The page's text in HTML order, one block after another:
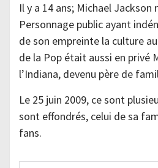
Il y a 14 ans; Michael
Personnage public ayant
de son empreinte la culture
de la Pop était aussi en privé
l’Indiana, devenu père de
Le 25 juin 2009, ce sont
sont effondrés, celui de sa
fans.